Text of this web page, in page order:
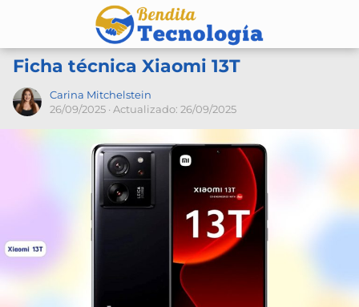
Ficha técnica Xiaomi 13T
Carina Mitchelstein
26/09/2025 · Actualizado: 26/09/2025